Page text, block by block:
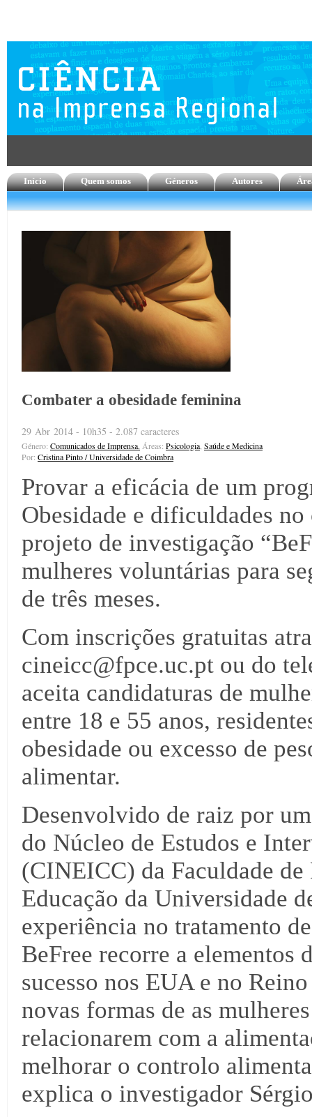
Início Quem somos Géneros Autores
Combater a obesidade feminina
29 Abr 2014 - 10h35 - 2.087 caracteres
Género: Comunicados de Imprensa. Áreas: Psicologia Saúde e Medicina
Por: Cristina Pinto / Universidade de Coimbra
Provar a eficácia de um
Obesidade e dificuldades
projeto de investigação
mulheres voluntárias para
de três meses.
Com inscrições gratuitas
cineicc@fpce.uc.pt ou do
aceita candidaturas de
entre 18 e 55 anos,
obesidade ou excesso de
alimentar.
Desenvolvido de raiz por
do Núcleo de Estudos e
(CINEICC) da Faculdade
Educação da Universidade
experiência no tratamento
BeFree recorre a elementos
sucesso nos EUA e no
novas formas de as
relacionarem com a
melhorar o controlo
explica o investigador